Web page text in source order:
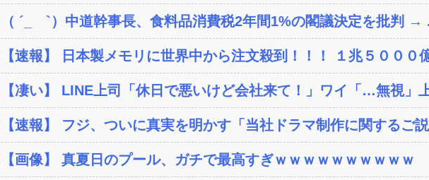
（ ´_ゝ`）中道幹事長、食料品消費税2年間1%の閣議決定を批判 →
【速報】 日本製メモリに世界中から注文殺到！！！ １兆５０００
【凄い】 LINE上司「休日で悪いけど会社来て！」ワイ「…無視」
【速報】 フジ、ついに真実を明かす「当社ドラマ制作に関するご
【画像】 真夏日のプール、ガチで最高すぎｗｗｗｗｗｗｗｗｗｗ